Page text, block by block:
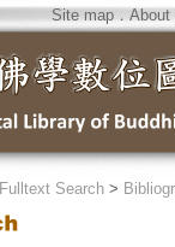
Site map．About
Fulltext Search>